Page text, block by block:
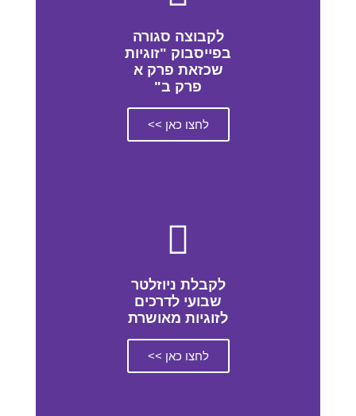
לקבוצה סגורה
בפייסבוק "זוגיות
שכזאת פרק א
פרק ב"
לחצו כאן >>
לקבלת ניוזלטר
שבועי לדרכים
לזוגיות מאושרת
לחצו כאן >>